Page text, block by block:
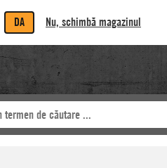
DA Nu, schimbă magazinul